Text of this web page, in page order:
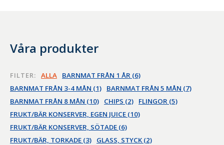
Våra produkter
FILTER: ALLA
BARNMAT FRÅN 1 ÅR (6)
BARNMAT FRÅN 3-4 MÅN (1)
BARNMAT FRÅN 5 MÅN (7)
BARNMAT FRÅN 8 MÅN (10)
CHIPS (2)
FLINGOR (5)
FRUKT/BÄR KONSERVER, EGEN JUICE (10)
FRUKT/BÄR KONSERVER, SÖTADE (6)
FRUKT/BÄR, TORKADE (3)
GLASS, STYCK (2)